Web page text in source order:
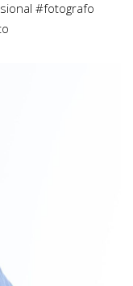
#fotografo